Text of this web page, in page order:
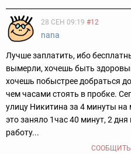
28 СЕН 09:19 #12
nana
Лучше заплатить, ибо
вымерли, хочешь быть
хочешь побыстрее добраться
чем часами стоять в пробке.
улицу Никитина за 4 минуты
это заняло 1час 40 минут, 2
работу...
СООБЩИТЬ